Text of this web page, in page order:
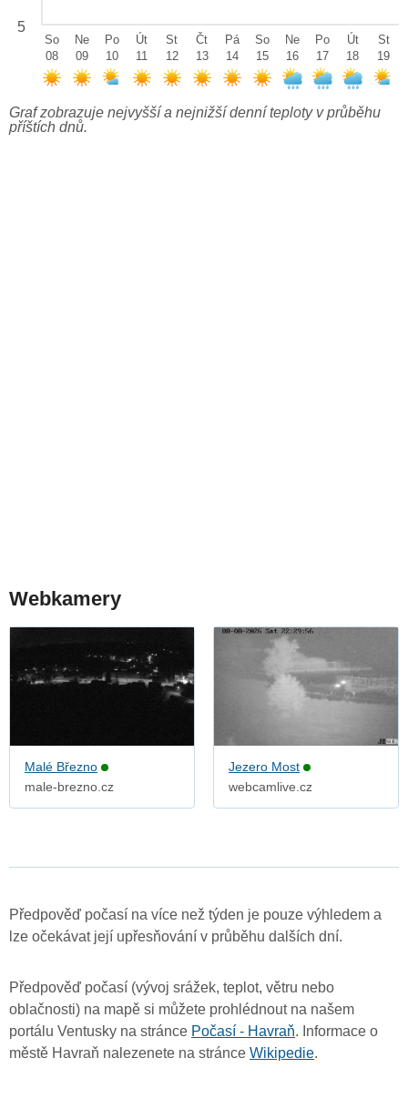
5
So
08
Ne
09
Po
10
Út
11
St
12
Čt
13
Pá
14
So
15
Ne
16
Po
17
Út
18
St
19
Graf zobrazuje nejvyšší a nejnižší denní teploty v průběhu
příštích dnů.
Webkamery
Malé Březno
male-brezno.cz
Jezero Most
webcamlive.cz
Předpověď počasí na více než týden je pouze výhledem a
lze očekávat její upřesňování v průběhu dalších dní.
Předpověď počasí (vývoj srážek, teplot, větru nebo
oblačnosti) na mapě si můžete prohlédnout na našem
portálu Ventusky na stránce Počasí - Havraň. Informace o
městě Havraň nalezenete na stránce Wikipedie.